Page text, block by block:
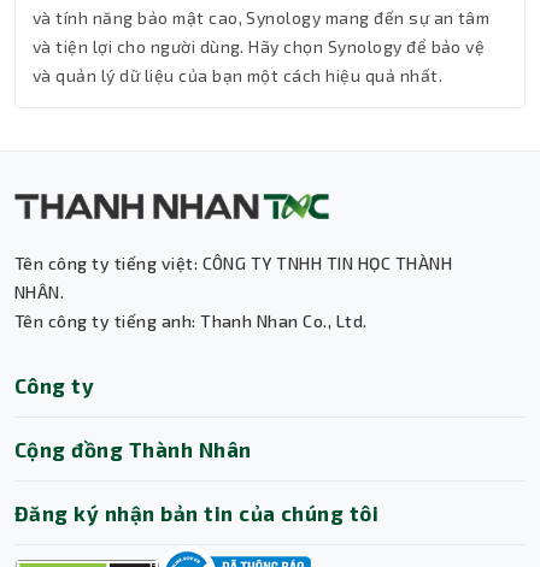
và tính năng bảo mật cao, Synology mang đến sự an tâm
và tiện lợi cho người dùng. Hãy chọn Synology để bảo vệ
và quản lý dữ liệu của bạn một cách hiệu quả nhất.
Tên công ty tiếng việt: CÔNG TY TNHH TIN HỌC THÀNH
NHÂN.
Tên công ty tiếng anh: Thanh Nhan Co., Ltd.
Công ty
Cộng đồng Thành Nhân
Đăng ký nhận bản tin của chúng tôi
Trợ lý AI • Phản hồi tức thì